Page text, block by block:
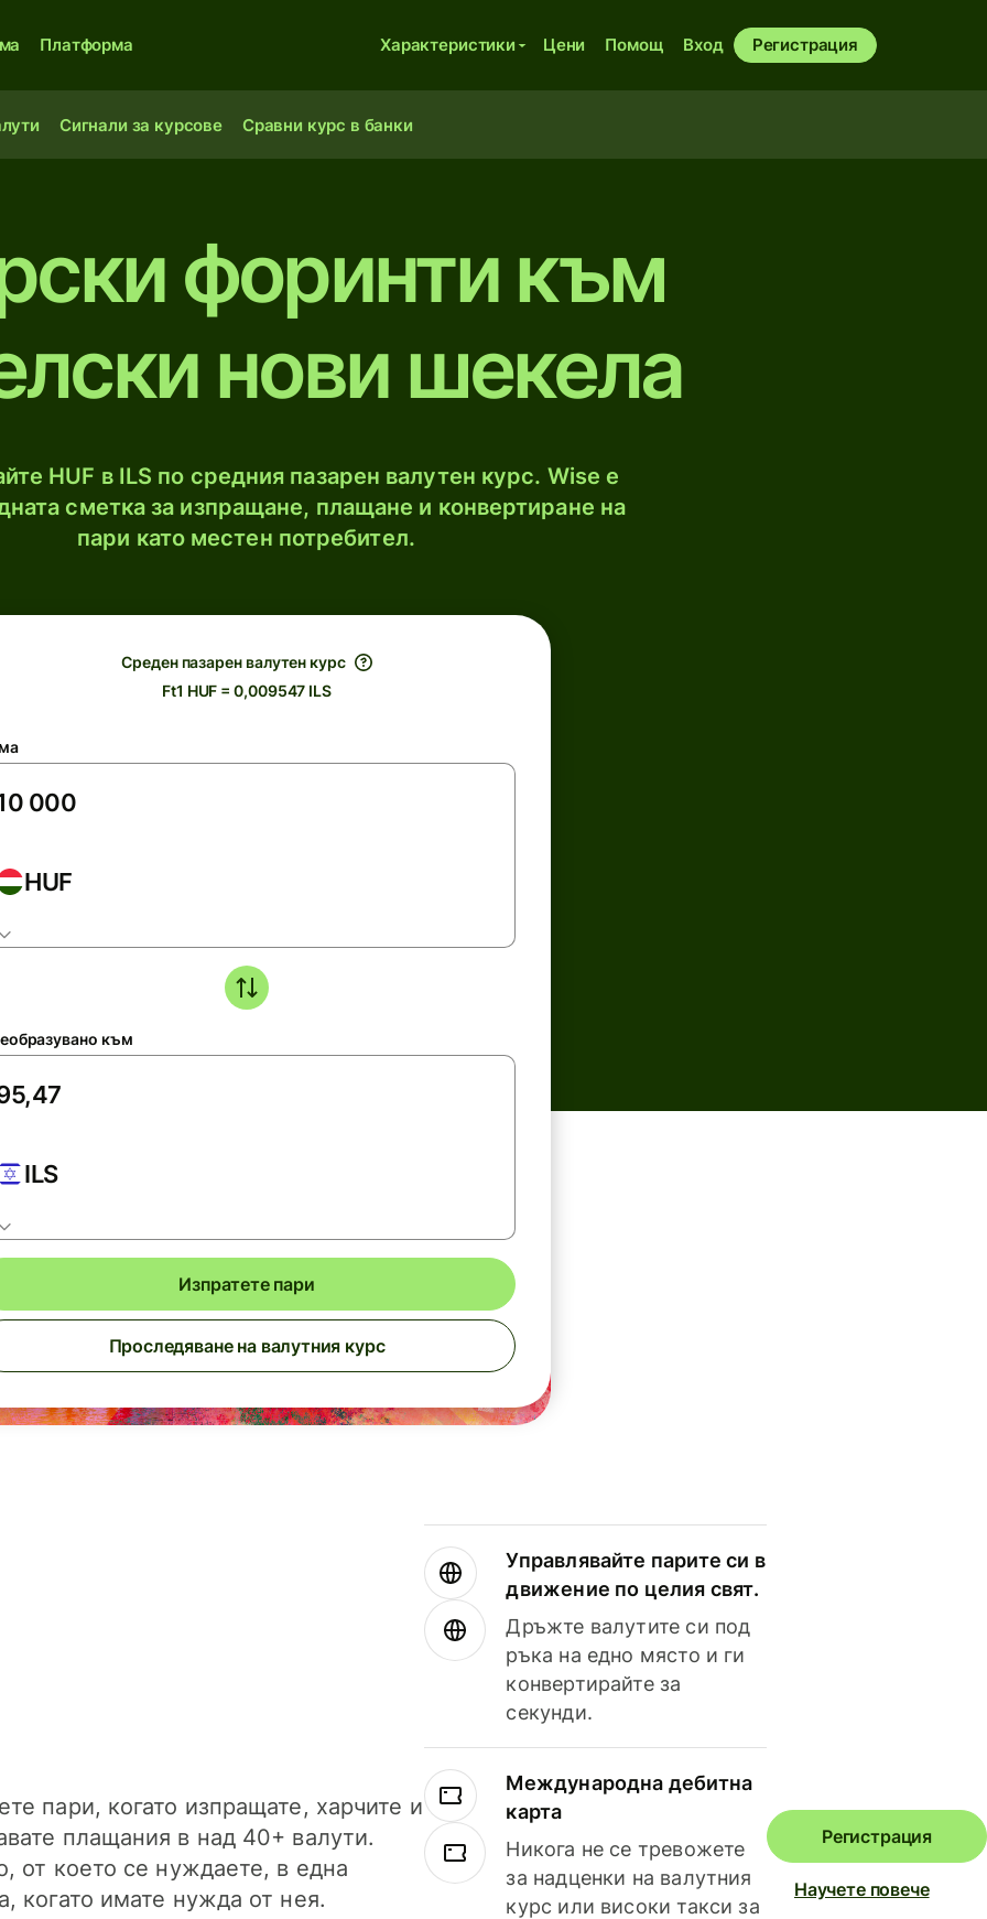
Платформа Характеристики Цени Помощ Вход Регистрация
Сигнали за курсове Сравни курс в банки
форинти към
нови шекела
HUF в ILS по средния пазарен валутен курс. Wise е
сметка за изпращане, плащане и конвертиране на
пари като местен потребител.
Среден пазарен валутен курс
Ft1 HUF = 0,009547 ILS
HUF
към
ILS
Изпратете пари
Проследяване на валутния курс
пари, когато изпращате, харчите и
плащания в над 40+ валути.
от което се нуждаете, в една
когато имате нужда от нея.
Управлявайте парите си в
движение по целия свят.
Дръжте валутите си под
ръка на едно място и ги
конвертирайте за
секунди.
Международна дебитна
карта
Никога не се тревожете
за надценки на валутния
курс или високи такси за
Регистрация
Научете повече